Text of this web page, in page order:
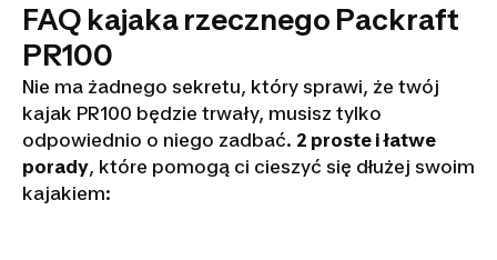
FAQ kajaka rzecznego Packraft
PR100
Nie ma żadnego sekretu, który sprawi, że twój
kajak PR100 będzie trwały, musisz tylko
odpowiednio o niego zadbać. 2 proste i łatwe
porady, które pomogą ci cieszyć się dłużej swoim
kajakiem: